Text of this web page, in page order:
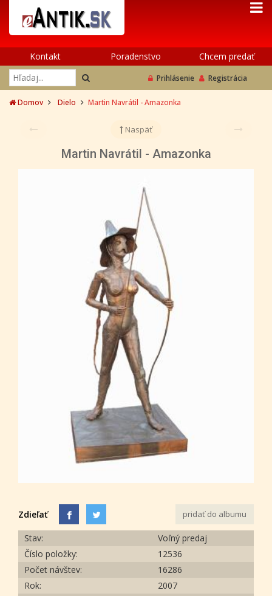
Kontakt Poradenstvo Chcem predať
Prihlásenie Registrácia
Domov Dielo Martin Navrátil - Amazonka
Naspäť
Martin Navrátil - Amazonka
Zdieľať pridať do albumu
Stav:
Voľný predaj
Číslo položky:
12536
Počet návštev:
16286
Rok:
2007